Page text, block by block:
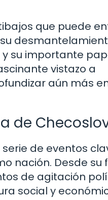
que puede
su importante
vistazo a
aún más
de
de eventos
nación. Desde su
de agitación
social y